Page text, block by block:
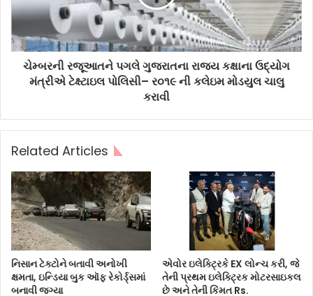
ચેમ્બરની રજૂઆતને પગલે ગુજરાતના રાજ્ય કક્ષાના ઉદ્યોગ
મંત્રીએ ટેક્ષ્ટાઇલ પોલિસી– ર૦૧૯ ની કલેઇમ મોડયુલ ચાલુ
કરાવી
Related Articles
નિસાન ટેક્ટોને બતાવી અનોખી
ક્ષમતા, ઇન્ડિયા બુક ઑફ રેકોર્ડ્સમાં
બનાવી જગ્યા
એવોર ઇલેક્ટ્રિકે EX લોન્ચ કરી, જે
તેની પ્રથમ ઇલેક્ટ્રિક મોટરસાઇકલ
છે અને તેની કિંમત Rs.